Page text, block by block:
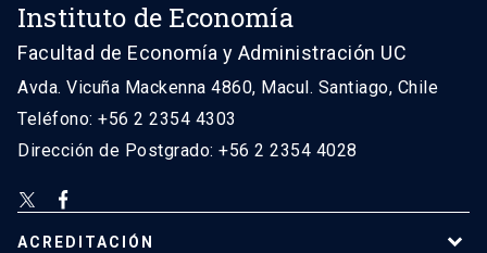
Instituto de Economía
Facultad de Economía y Administración UC
Avda. Vicuña Mackenna 4860, Macul. Santiago, Chile
Teléfono: +56 2 2354 4303
Dirección de Postgrado: +56 2 2354 4028
ACREDITACIÓN